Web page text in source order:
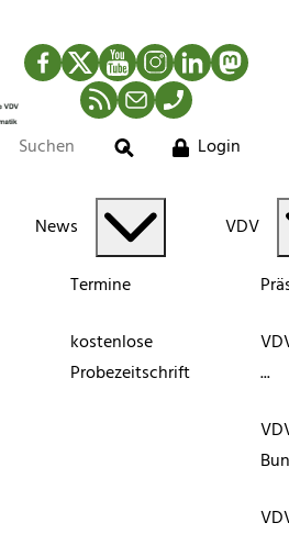
Facebook
TwitterYouTubeInstagram
LinkedIn
RSS-Newsfeed
MailTelefon
Suche
Login
News
Termine
kostenlose
Probezeitschrift
VDV
...